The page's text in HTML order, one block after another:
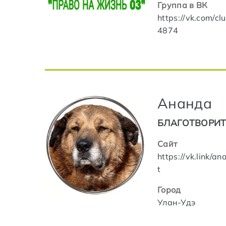
Группа в ВК
https://vk.com/
4874
Ананда
Сайт
https://vk.link/
t
Город
Улан-Удэ